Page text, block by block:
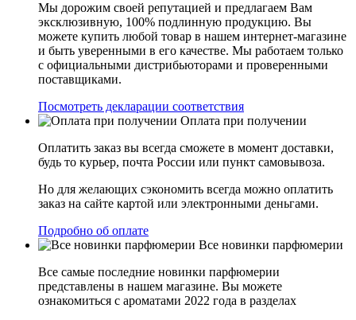
Мы дорожим своей репутацией и предлагаем Вам
эксклюзивную, 100% подлинную продукцию. Вы
можете купить любой товар в нашем интернет-магазине
и быть уверенными в его качестве. Мы работаем только
с официальными дистрибьюторами и проверенными
поставщиками.
Посмотреть декларации соответствия
Оплата при получении
Оплатить заказ вы всегда сможете в момент доставки,
будь то курьер, почта России или пункт самовывоза.
Но для желающих сэкономить всегда можно оплатить
заказ на сайте картой или электронными деньгами.
Подробно об оплате
Все новинки парфюмерии
Все самые последние новинки парфюмерии
представлены в нашем магазине. Вы можете
ознакомиться с ароматами 2022 года в разделах